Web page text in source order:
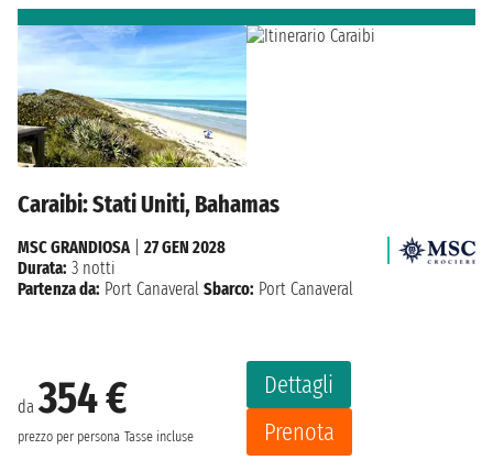
Caraibi: Stati Uniti, Bahamas
da354 €
prezzo per persona Tasse incluse
Dettagli
Prenota
MSC GRANDIOSA| 27 GEN 2028
Durata: 3 notti
Partenza da: Port Canaveral Sbarco: Port Canaveral